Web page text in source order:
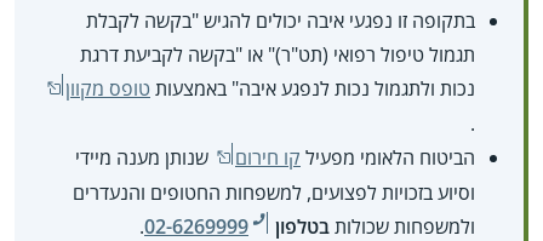
בתקופה זו נפגעי איבה יכולים להגיש "בקשה לקבלת
תגמול טיפול רפואי (תט"ר)" או "בקשה לקביעת דרגת
נכות ולתגמול נכות לנפגע איבה" באמצעות טופס מקוון
.
הביטוח הלאומי מפעיל קו חירום
שנותן מענה מיידי
וסיוע בזכויות לפצועים, למשפחות החטופים והנעדרים
ולמשפחות שכולותבטלפון 02-6269999
.